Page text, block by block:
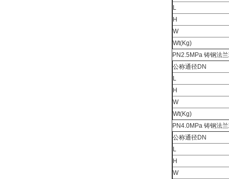
L
H
W
Wt(Kg)
PN2.5MPa 铸钢法
公称通径DN
L
H
W
Wt(Kg)
PN4.0MPa 铸钢法
公称通径DN
L
H
W